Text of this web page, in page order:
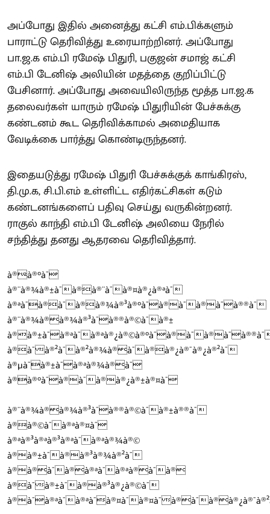
அப்போது இதில் அனைத்து கட்சி எம்.பிக்களும்
பாராட்டு தெரிவித்து உரையாற்றினர். அப்போது
பா.ஜ.க எம்.பி ரமேஷ் பிதுரி, பகுஜன் சமாஜ் கட்சி
எம்.பி டேனிஷ் அலியின் மதத்தை குறிப்பிட்டு
பேசினார். அப்போது அவையிலிருந்த மூத்த பா.ஜ.க
தலைவர்கள் யாரும் ரமேஷ் பிதுரியின் பேச்சுக்கு
கண்டனம் கூட தெரிவிக்காமல் அமைதியாக
வேடிக்கை பார்த்து கொண்டிருந்தனர்.
இதையடுத்து ரமேஷ் பிதுரி பேச்சுக்குக் காங்கிரஸ்,
தி.மு.க, சி.பி.எம் உள்ளிட்ட எதிர்கட்சிகள் கடும்
கண்டனங்களைப் பதிவு செய்து வருகின்றனர்.
ராகுல் காந்தி எம்.பி டேனிஷ் அலியை நேரில்
சந்தித்து தனது ஆதரவை தெரிவித்தார்.
à®à®°à¯
à®¨à®¾à®±à¯à®à®¨à¯à®¤à®¿à®ªà¯
à®ªà¯à®à¯à®à®¾à®³à®°à¯à®à¯à®à¯à®®à¯
à®¨à®¾à®à®¾à®³à¯à®®à®©à¯à®±
à®à¯à®²à¯à®²à®¾à®à¯à®à®¿à®¯à®¿à®²à¯
à®µà¯à®±à¯à®ªà®¾à®à¯
à®à®°à¯à®à¯à®à®¿à®±à®¤à¯
à®¨à®¾à®à®¾à®³à¯à®®à®©à¯à®±à®®à¯
à®à®©à¯à®ªà®¤à¯
à®ªà®³à®ªà®³à®ªà¯à®ªà®¾à®©
à®à®±à¯à®à®³à®¾à®²à¯
à®à®à¯à®à®ªà¯à®ªà®à¯à®
à®à¯à®±à¯à®à®³à®¿à®©à¯